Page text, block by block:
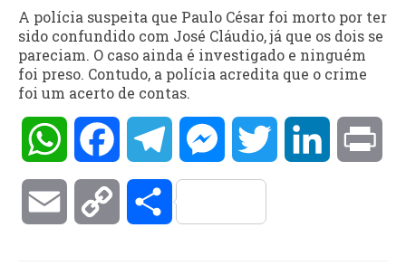
A polícia suspeita que Paulo César foi morto por ter
sido confundido com José Cláudio, já que os dois se
pareciam. O caso ainda é investigado e ninguém
foi preso. Contudo, a polícia acredita que o crime
foi um acerto de contas.
WhatsAppFacebookTelegramMessengerTwitter LinkedIn
Email Copy Compartilhar